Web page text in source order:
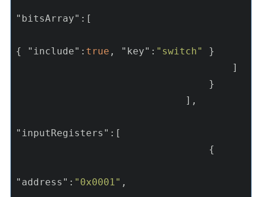
"bitsArray" :[
{ "include" : true , "key" : "switch"
}
"inputRegisters" :[
"address" : "0x0001" ,